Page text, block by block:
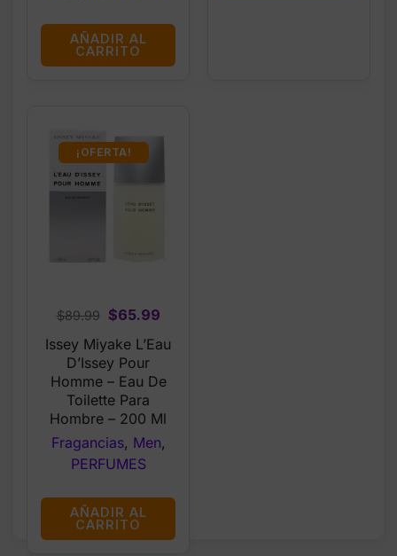
AÑADIR AL
CARRITO
¡OFERTA!
$89.99
Original
price
was:
$89.99.
$65.99Current
$65.99.
Issey Miyake L’Eau
D’Issey Pour
Homme – Eau De
Toilette Para
Hombre – 200 Ml
Fragancias, Men,
PERFUMES
AÑADIR AL
CARRITO